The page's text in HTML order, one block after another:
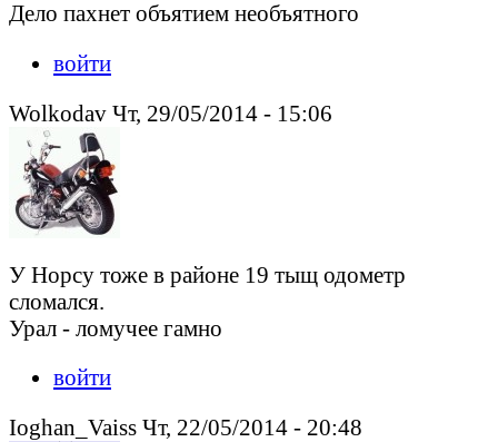
Дело пахнет объятием необъятного
войти
Wolkodav Чт, 29/05/2014 - 15:06
У Норсу тоже в районе 19 тыщ одометр
сломался.
Урал - ломучее гамно
войти
Ioghan_Vaiss Чт, 22/05/2014 - 20:48